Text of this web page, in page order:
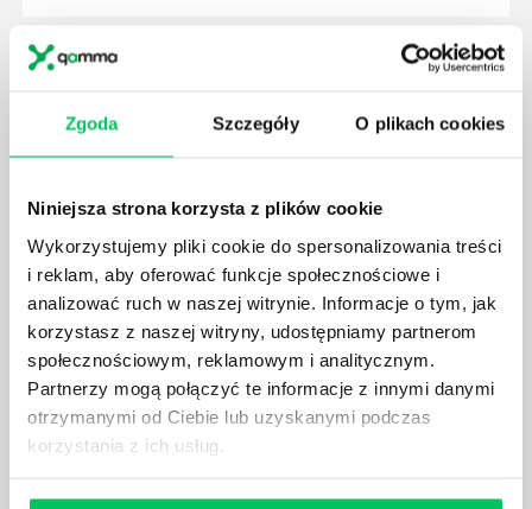
Zgoda Szczegóły O plikach cookies
Niniejsza strona korzysta z plików cookie
Wykorzystujemy pliki cookie do spersonalizowania treści
i reklam, aby oferować funkcje społecznościowe i
analizować ruch w naszej witrynie. Informacje o tym, jak
korzystasz z naszej witryny, udostępniamy partnerom
społecznościowym, reklamowym i analitycznym.
Partnerzy mogą połączyć te informacje z innymi danymi
otrzymanymi od Ciebie lub uzyskanymi podczas
korzystania z ich usług.
Nawet zespół złożony z doskonale wykształconych i
sprawnie realizować swoich zadań, jeśli zabraknie w
nim odpowiedniego kierownictwa. Zawsze
niezbędna jest osoba nadzorująca wszystkie
czynności wykonywane przez pracowników.
JAK BRYGADZISTA MOŻE ROZWINĄĆ SWOJE